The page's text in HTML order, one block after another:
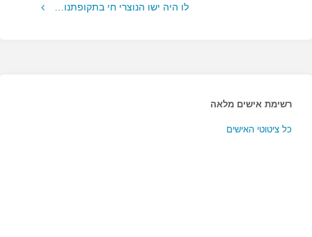
לו היה ישו הנוצרי חי בתקופתנו…
רשימת אישים מלאה
כל ציטוטי האישים